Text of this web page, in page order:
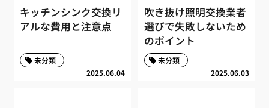
キッチンシンク交換リ
アルな費用と注意点
2025.06.04
未分類
吹き抜け照明交換業者
選びで失敗しないため
のポイント
2025.06.03
未分類